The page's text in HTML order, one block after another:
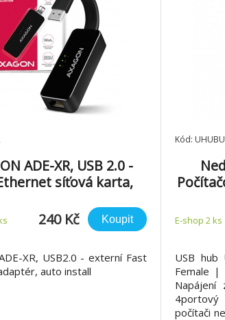
ADE-XR, USB 2.0 -
síťová karta,
240 Kč Koupit
XR, USB2.0 - externí Fast
auto install
Kód:
| 4
E-shop 2 ks
USB
Female
4portový
počítači